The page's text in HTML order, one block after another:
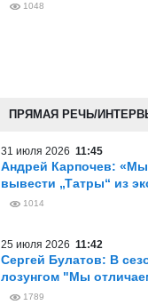
1048
ПРЯМАЯ РЕЧЬ/
31 июля 2026 11:45
Андрей Карпочев:
вывести „Татры“ из
1014
25 июля 2026 11:42
Сергей Булатов: В
лозунгом "Мы
1789